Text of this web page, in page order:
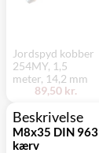
Jordspyd kobber
254MY, 1,5
meter, 14,2 mm
89,50 kr.
Beskrivelse
M8x35 DIN
kærv